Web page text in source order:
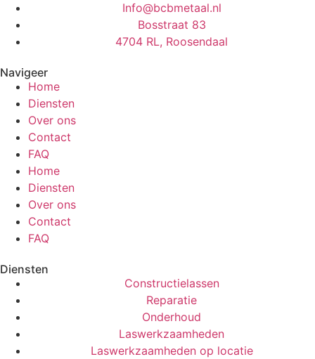
Info@bcbmetaal.nl
Bosstraat 83
4704 RL, Roosendaal
Navigeer
Home
Diensten
Over ons
Contact
FAQ
Home
Diensten
Over ons
Contact
FAQ
Diensten
Constructielassen
Reparatie
Onderhoud
Laswerkzaamheden
Laswerkzaamheden op locatie